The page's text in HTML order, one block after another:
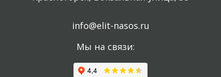
info@elit-nasos.ru
Мы на связи: